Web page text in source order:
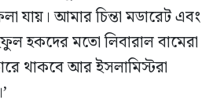
যায়। আমার চিন্তা মডারেট এবং
হকদের মতো লিবারাল বামেরা
থাকবে আর ইসলামিস্টরা